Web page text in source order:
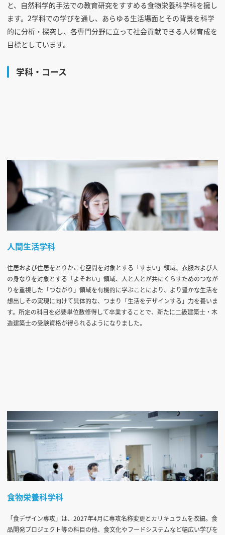
と、自然科学的手法での教育研究をすすめる食物栄養科学科を擁し
ます。2学科での学びを通し、あらゆる生活場面とその背景を科学
的に分析・探究し、各専門分野に立って社会貢献できる人材育成を
目標としています。
学科・コース
人間生活学科
住居および住居をとりかこむ空間を対象とする「すまい」領域、衣服および人
の身なりを対象とする「よそおい」領域、人と人とが共にくらすためのつなが
りを重視した「つながり」領域を有機的に学ぶことにより、より豊かな生活を
想出しその実現に向けて具体的な、つまり「生活をデザインする」力を養いま
す。所定の科目を必要単位数修得して卒業することで、新たに二級建築士・木
造建築士の受験資格が得られるようになりました。
食物栄養科学科
「食デザイン専攻」は、2027年4月に専攻名称変更とカリキュラムを改編。食
品開発プロジェクト等の科目の他、食文化やフードシステムなど幅広い学びを